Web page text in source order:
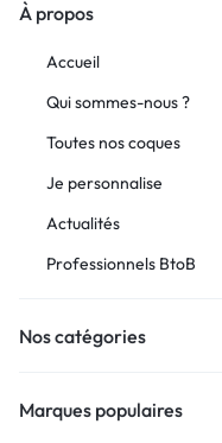
À propos
Accueil
Qui sommes-nous ?
Toutes nos coques
Je personnalise
Actualités
Professionnels BtoB
Nos catégories
Marques populaires